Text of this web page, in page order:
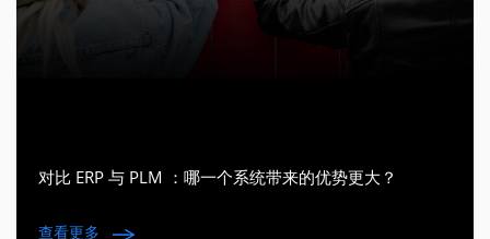
对比 ERP 与 PLM ：哪一个系统带来的优势更大？
查看更多